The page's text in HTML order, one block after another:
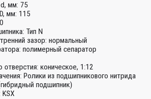
мм: 75
мм: 115
Тип N
зазор: нормальный
полимерный сепаратор
отверстия: коническое, 1:12
Ролики из подшипникового нитрида
подшипник)
KSX